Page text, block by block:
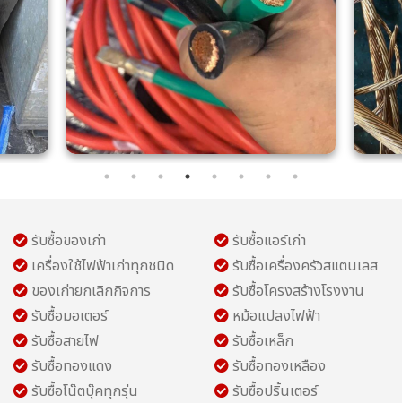
รับซื้อของเก่า
รับซื้อแอร์เก่า
เครื่องใช้ไฟฟ้าเก่าทุกชนิด
รับซื้อเครื่องครัวสแตนเลส
ของเก่ายกเลิกกิจการ
รับซื้อโครงสร้างโรงงาน
รับซื้อมอเตอร์
หม้อแปลงไฟฟ้า
รับซื้อสายไฟ
รับซื้อเหล็ก
รับซื้อทองแดง
รับซื้อทองเหลือง
รับซื้อโน๊ตบุ๊คทุกรุ่น
รับซื้อปริ้นเตอร์